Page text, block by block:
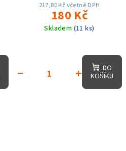
217,80 Kč včetně DPH
180 Kč
Skladem (11 ks)
+
−
DO
KOŠÍKU